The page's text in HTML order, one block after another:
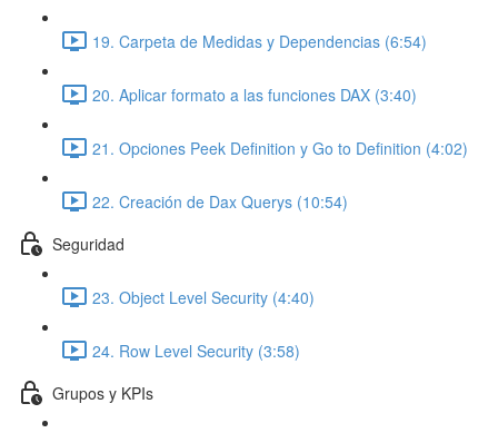
19. Carpeta de Medidas y Dependencias (6:54)
20. Aplicar formato a las funciones DAX (3:40)
21. Opciones Peek Definition y Go to Definition (4:02)
22. Creación de Dax Querys (10:54)
Seguridad
23. Object Level Security (4:40)
24. Row Level Security (3:58)
Grupos y KPIs